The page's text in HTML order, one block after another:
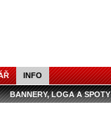
INFO
BANNERY, LOGA A SPOTY